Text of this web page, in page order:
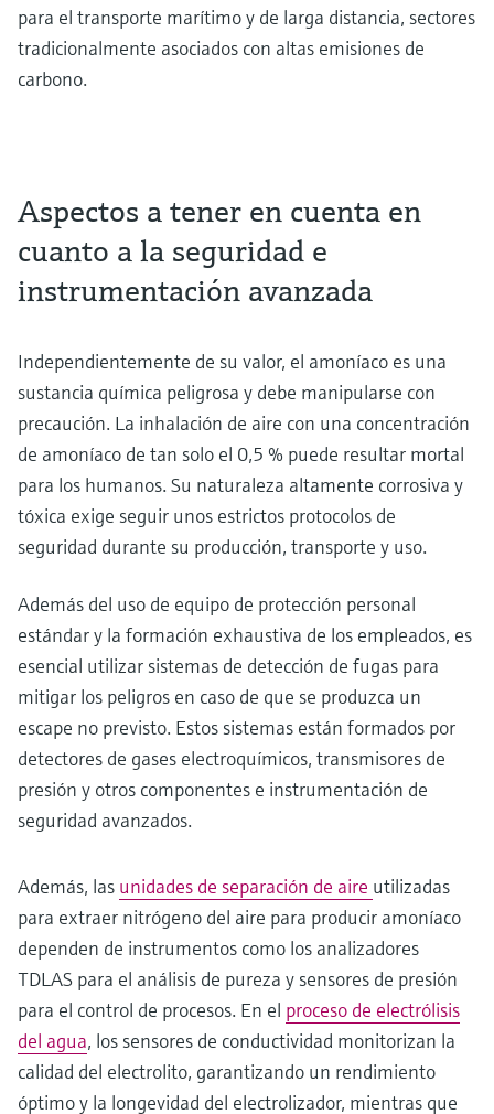
para el transporte marítimo y de larga distancia, sectores
tradicionalmente asociados con altas emisiones de
carbono.
Aspectos a tener en cuenta en
cuanto a la seguridad e
instrumentación avanzada
Independientemente de su valor, el amoníaco es una
sustancia química peligrosa y debe manipularse con
precaución. La inhalación de aire con una concentración
de amoníaco de tan solo el 0,5 % puede resultar mortal
para los humanos. Su naturaleza altamente corrosiva y
tóxica exige seguir unos estrictos protocolos de
seguridad durante su producción, transporte y uso.
Además del uso de equipo de protección personal
estándar y la formación exhaustiva de los empleados, es
esencial utilizar sistemas de detección de fugas para
mitigar los peligros en caso de que se produzca un
escape no previsto. Estos sistemas están formados por
detectores de gases electroquímicos, transmisores de
presión y otros componentes e instrumentación de
seguridad avanzados.
Además, las unidades de separación de aire utilizadas
para extraer nitrógeno del aire para producir amoníaco
dependen de instrumentos como los analizadores
TDLAS para el análisis de pureza y sensores de presión
para el control de procesos. En el proceso de electrólisis
del agua, los sensores de conductividad monitorizan la
calidad del electrolito, garantizando un rendimiento
óptimo y la longevidad del electrolizador, mientras que